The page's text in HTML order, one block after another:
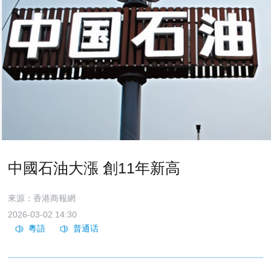
中國石油大漲 創11年新高
來源：香港商報網
2026-03-02 14:30